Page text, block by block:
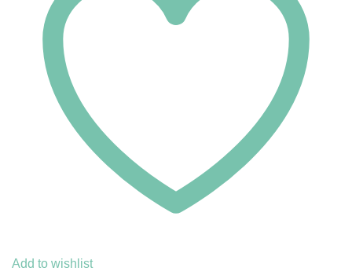
Add to wishlist